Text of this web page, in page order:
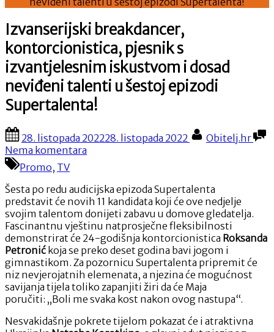
Izvanserijski breakdancer,
kontorcionistica, pjesnik s
izvantjelesnim iskustvom i dosad
neviđeni talenti u šestoj epizodi
Supertalenta!
Posted
on
28. listopada 202228. listopada 2022 By
Obitelj.hr
Nema komentara
kontorcionistica,
pjesnik
s
izvantjelesnim
iskustvom
i
dosad
neviđeni
talenti
u
epizodi
Promo, TV
Šesta po redu audicijska epizoda Supertalenta
predstavit će novih 11 kandidata koji će ove nedjelje
svojim talentom donijeti zabavu u domove gledatelja.
Fascinantnu vještinu natprosječne fleksibilnosti
demonstrirat će 24-godišnja kontorcionistica Roksanda
Petronić koja se preko deset godina bavi jogom i
gimnastikom. Za pozornicu Supertalenta pripremit će
niz nevjerojatnih elemenata, a njezina će mogućnost
savijanja tijela toliko zapanjiti žiri da će Maja
poručiti: „Boli me svaka kost nakon ovog nastupa“.
Nesvakidašnje pokrete tijelom pokazat će i atraktivna